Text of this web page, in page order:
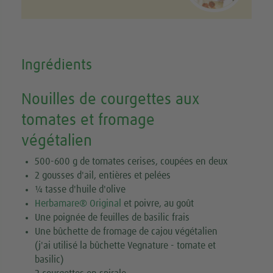
Ingrédients
Nouilles de courgettes aux
tomates et fromage
végétalien
500-600 g de tomates cerises, coupées en deux
2 gousses d'ail, entières et pelées
¼ tasse d'huile d'olive
Herbamare® Original
et poivre, au goût
Une poignée de feuilles de basilic frais
Une bûchette de fromage de cajou végétalien
(j'ai utilisé la bûchette Vegnature - tomate et
basilic)